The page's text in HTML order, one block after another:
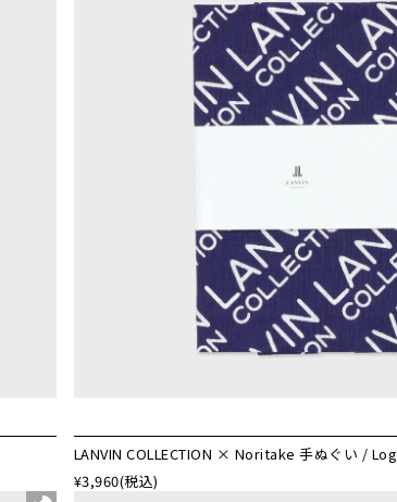
LANVIN COLLECTION × Noritake 手ぬぐい /
¥3,960(税込)